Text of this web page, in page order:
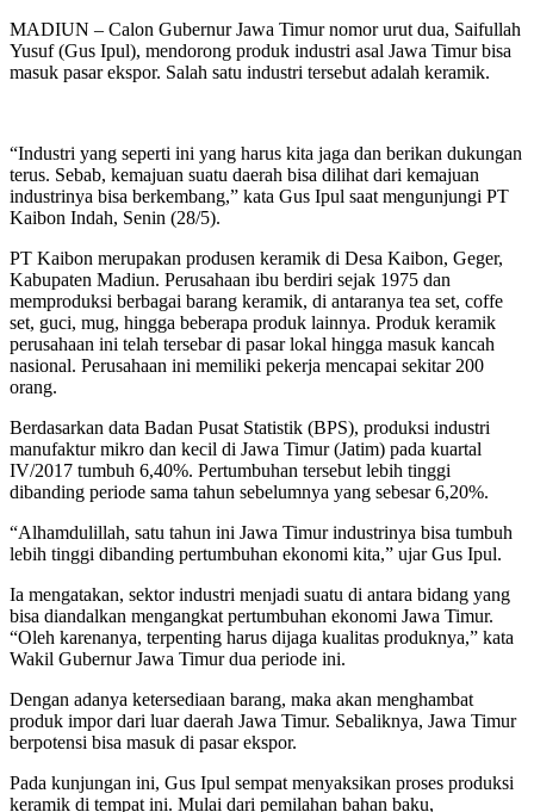
MADIUN – Calon Gubernur Jawa Timur nomor urut dua, Saifullah
Yusuf (Gus Ipul), mendorong produk industri asal Jawa Timur bisa
masuk pasar ekspor. Salah satu industri tersebut adalah keramik.
“Industri yang seperti ini yang harus kita jaga dan berikan dukungan
terus. Sebab, kemajuan suatu daerah bisa dilihat dari kemajuan
industrinya bisa berkembang,” kata Gus Ipul saat mengunjungi PT
Kaibon Indah, Senin (28/5).
PT Kaibon merupakan produsen keramik di Desa Kaibon, Geger,
Kabupaten Madiun. Perusahaan ibu berdiri sejak 1975 dan
memproduksi berbagai barang keramik, di antaranya tea set, coffe
set, guci, mug, hingga beberapa produk lainnya. Produk keramik
perusahaan ini telah tersebar di pasar lokal hingga masuk kancah
nasional. Perusahaan ini memiliki pekerja mencapai sekitar 200
orang.
Berdasarkan data Badan Pusat Statistik (BPS), produksi industri
manufaktur mikro dan kecil di Jawa Timur (Jatim) pada kuartal
IV/2017 tumbuh 6,40%. Pertumbuhan tersebut lebih tinggi
dibanding periode sama tahun sebelumnya yang sebesar 6,20%.
“Alhamdulillah, satu tahun ini Jawa Timur industrinya bisa tumbuh
lebih tinggi dibanding pertumbuhan ekonomi kita,” ujar Gus Ipul.
Ia mengatakan, sektor industri menjadi suatu di antara bidang yang
bisa diandalkan mengangkat pertumbuhan ekonomi Jawa Timur.
“Oleh karenanya, terpenting harus dijaga kualitas produknya,” kata
Wakil Gubernur Jawa Timur dua periode ini.
Dengan adanya ketersediaan barang, maka akan menghambat
produk impor dari luar daerah Jawa Timur. Sebaliknya, Jawa Timur
berpotensi bisa masuk di pasar ekspor.
Pada kunjungan ini, Gus Ipul sempat menyaksikan proses produksi
keramik di tempat ini. Mulai dari pemilahan bahan baku,